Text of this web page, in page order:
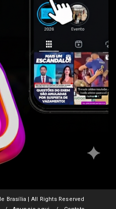
Brasília | All Rights Reserved